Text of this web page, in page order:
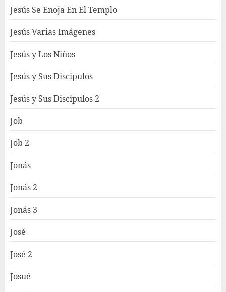
Jesús Se Enoja En El Templo
Jesús Varias Imágenes
Jesús y Los Niños
Jesús y Sus Discipulos
Jesús y Sus Discipulos 2
Job
Job 2
Jonás
Jonás 2
Jonás 3
José
José 2
Josué